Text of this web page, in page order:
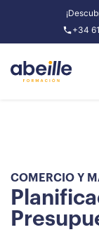
+34
COMERCIO Y